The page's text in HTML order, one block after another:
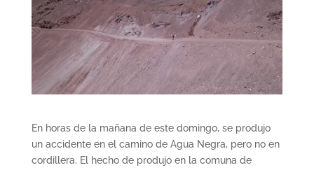
En horas de la mañana de este domingo, se produjo
un accidente en el camino de Agua Negra, pero no en
cordillera. El hecho de produjo en la comuna de